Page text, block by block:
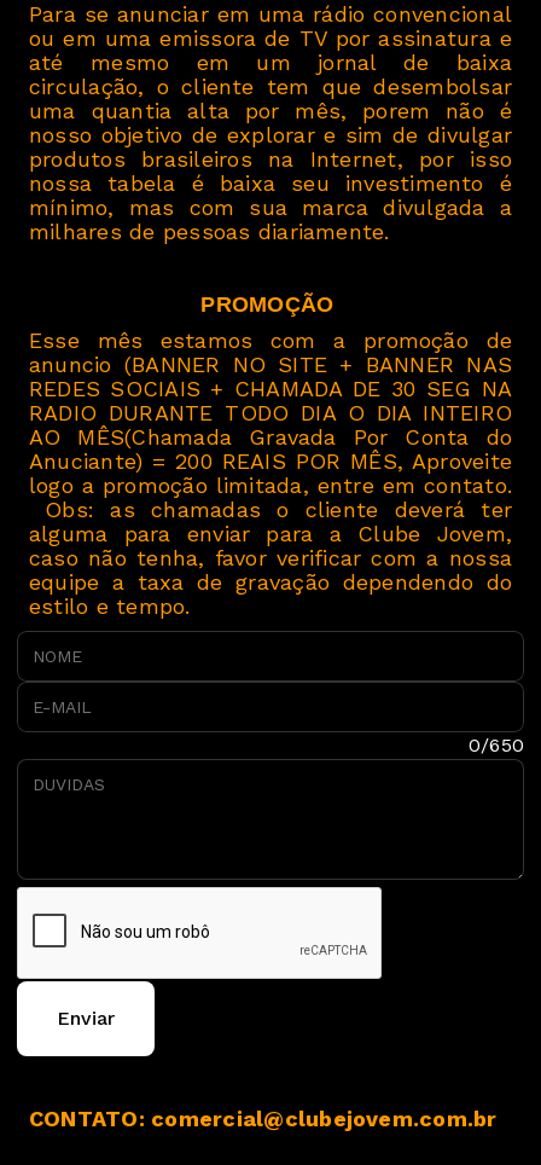
Para se anunciar em uma rádio convencional
ou em uma emissora de TV por assinatura e
até mesmo em um jornal de baixa
circulação, o cliente tem que desembolsar
uma quantia alta por mês, porem não é
nosso objetivo de explorar e sim de divulgar
produtos brasileiros na Internet, por isso
nossa tabela é baixa seu investimento é
mínimo, mas com sua marca divulgada a
milhares de pessoas diariamente.
PROMOÇÃO
Esse mês estamos com a promoção de
anuncio (BANNER NO SITE + BANNER NAS
REDES SOCIAIS + CHAMADA DE 30 SEG NA
RADIO DURANTE TODO DIA O DIA INTEIRO
AO MÊS(Chamada Gravada Por Conta do
Anuciante) = 200 REAIS POR MÊS, Aproveite
logo a promoção limitada, entre em contato.
Obs: as chamadas o cliente deverá ter
alguma para enviar para a Clube Jovem,
caso não tenha, favor verificar com a nossa
equipe a taxa de gravação dependendo do
estilo e tempo.
NOME
E-MAIL
0/650
Enviar
CONTATO: comercial@clubejovem.com.br